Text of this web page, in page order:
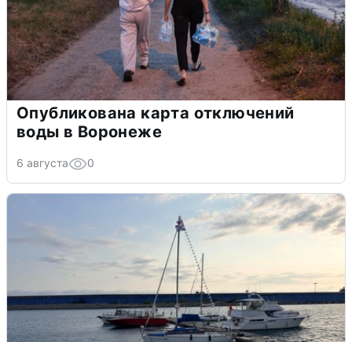
Опубликована карта отключений
воды в Воронеже
6 августа 0